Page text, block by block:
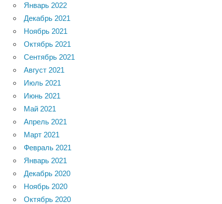
Январь 2022
Декабрь 2021
Ноябрь 2021
Октябрь 2021
Сентябрь 2021
Август 2021
Июль 2021
Июнь 2021
Май 2021
Апрель 2021
Март 2021
Февраль 2021
Январь 2021
Декабрь 2020
Ноябрь 2020
Октябрь 2020